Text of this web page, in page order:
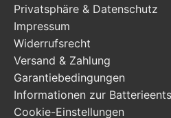
Privatsphäre & Datenschutz
Impressum
Widerrufsrecht
Versand & Zahlung
Garantiebedingungen
Informationen zur
Cookie-Einstellungen